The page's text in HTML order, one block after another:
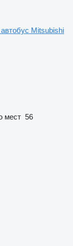
Mitsubishi
мест 56